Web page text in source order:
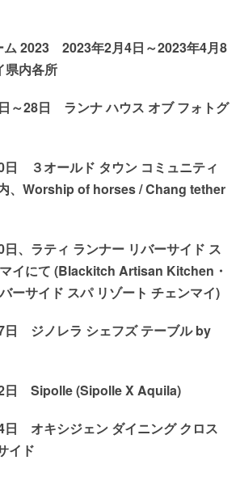
ム 2023
2023年2月4日～2023年4月8
県内各所
28日 ランナ ハウス オブ フォトグ
日 ３オールド タウン コミュニティ
、Worship of horses / Chang tether
、ラティ ランナー リバーサイド ス
イにて (Blackitch Artisan Kitchen・
ーサイド スパ リゾート チェンマイ)
日 ジノレラ シェフズ テーブル by
Sipolle (Sipolle X Aquila)
オキシジェン ダイニング クロス
イド